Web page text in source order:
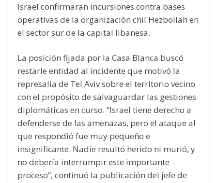
Israel confirmaran incursiones contra bases
operativas de la organización chií Hezbollah en
el sector sur de la capital libanesa.
La posición fijada por la Casa Blanca buscó
restarle entidad al incidente que motivó la
represalia de Tel Aviv sobre el territorio vecino
con el propósito de salvaguardar las gestiones
diplomáticas en curso. “Israel tiene derecho a
defenderse de las amenazas, pero el ataque al
que respondió fue muy pequeño e
insignificante. Nadie resultó herido ni murió, y
no debería interrumpir este importante
proceso”, continuó la publicación del jefe de